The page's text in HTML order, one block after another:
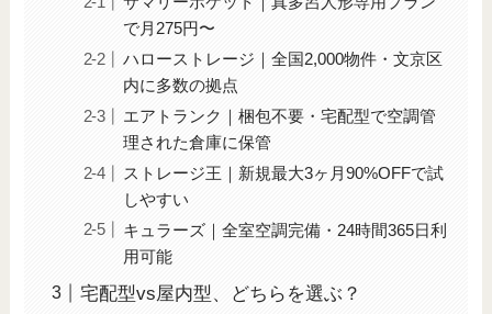
で月275円〜
ハローストレージ｜全国2,000物件・文京区
内に多数の拠点
エアトランク｜梱包不要・宅配型で空調管
理された倉庫に保管
ストレージ王｜新規最大3ヶ月90%OFFで試
しやすい
キュラーズ｜全室空調完備・24時間365日利
用可能
宅配型vs屋内型、どちらを選ぶ？